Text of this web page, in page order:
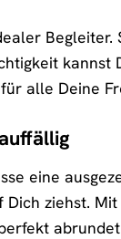
alle Deine
eine
ziehst.